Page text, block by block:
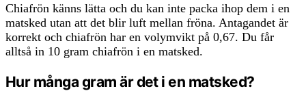
Chiafrön känns lätta och du kan inte packa ihop dem i en
matsked utan att det blir luft mellan fröna. Antagandet är
korrekt och chiafrön har en volymvikt på 0,67. Du får
alltså in 10 gram chiafrön i en matsked.
Hur många gram är det i en matsked?